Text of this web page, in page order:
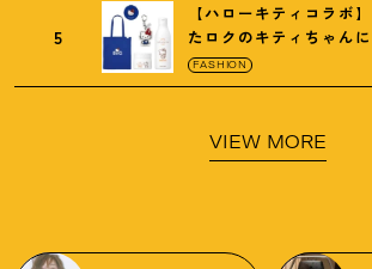
5
【ハローキティコラボ
たロクのキティちゃん
ゼの限定パケも
FASHION
VIEW MORE